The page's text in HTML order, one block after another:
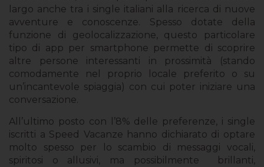
largo anche tra i single italiani alla ricerca di nuove
avventure e conoscenze. Spesso dotate della
funzione di geolocalizzazione, questo particolare
tipo di app per smartphone permette di scoprire
altre persone interessanti in prossimità (stando
comodamente nel proprio locale preferito o su
un’incantevole spiaggia) con cui poter iniziare una
conversazione.
All’ultimo posto con l’8% delle preferenze, i single
iscritti a Speed Vacanze hanno dichiarato di optare
molto spesso per lo scambio di messaggi vocali,
spiritosi o allusivi, ma possibilmente brillanti,